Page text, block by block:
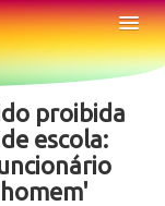
proibida
escola: